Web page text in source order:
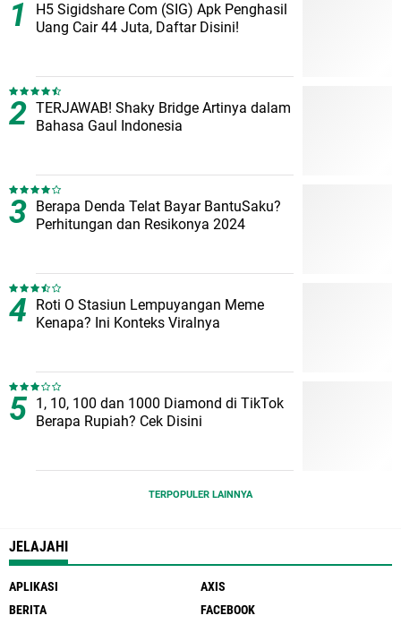
H5 Sigidshare Com (SIG) Apk Penghasil
Uang Cair 44 Juta, Daftar Disini!
TERJAWAB! Shaky Bridge Artinya dalam
Bahasa Gaul Indonesia
Berapa Denda Telat Bayar BantuSaku?
Perhitungan dan Resikonya 2024
Roti O Stasiun Lempuyangan Meme
Kenapa? Ini Konteks Viralnya
1, 10, 100 dan 1000 Diamond di TikTok
Berapa Rupiah? Cek Disini
TERPOPULER LAINNYA
JELAJAHI
APLIKASI
AXIS
BERITA
FACEBOOK